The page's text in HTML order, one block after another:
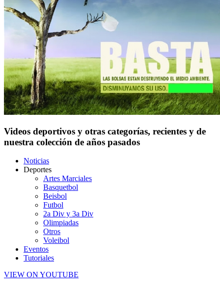
Videos deportivos y otras categorías, recientes y de
nuestra colección de años pasados
Noticias
Deportes
Artes Marciales
Basquetbol
Beisbol
Futbol
2a Div y 3a Div
Olimpiadas
Otros
Voleibol
Eventos
Tutoriales
VIEW ON YOUTUBE